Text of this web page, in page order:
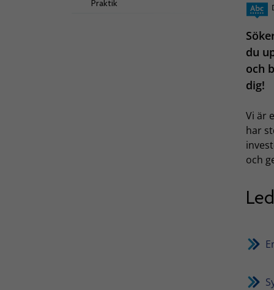
Praktik
du
och
dig!
Vi är
har
och